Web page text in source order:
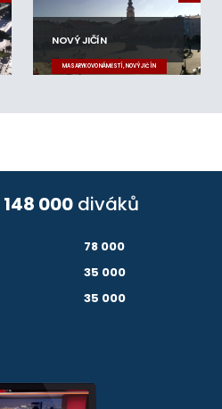
NOVÝ JIČÍN
MASARYKOVO NÁMĚSTÍ, NOVÝ JIČÍN
148 000 diváků
78 000
35 000
35 000